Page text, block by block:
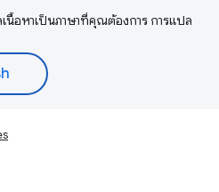
นื้อหาเป็นภาษาที่คุณต้องการ การแปล